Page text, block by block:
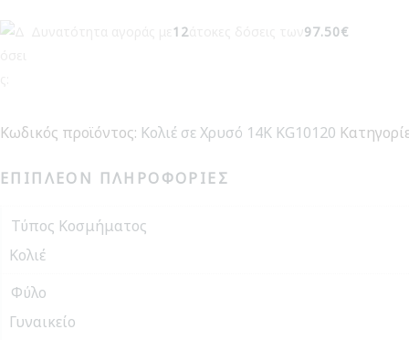
14Κ
12 97.50€
Κωδικός προϊόντος: Κολιέ σε Χρυσό 14Κ KG10120
ΕΠΙΠΛΈΟΝ ΠΛΗΡΟΦΟΡΊΕΣ
Τύπος Κοσμήματος
Κολιέ
Φύλο
Γυναικείο